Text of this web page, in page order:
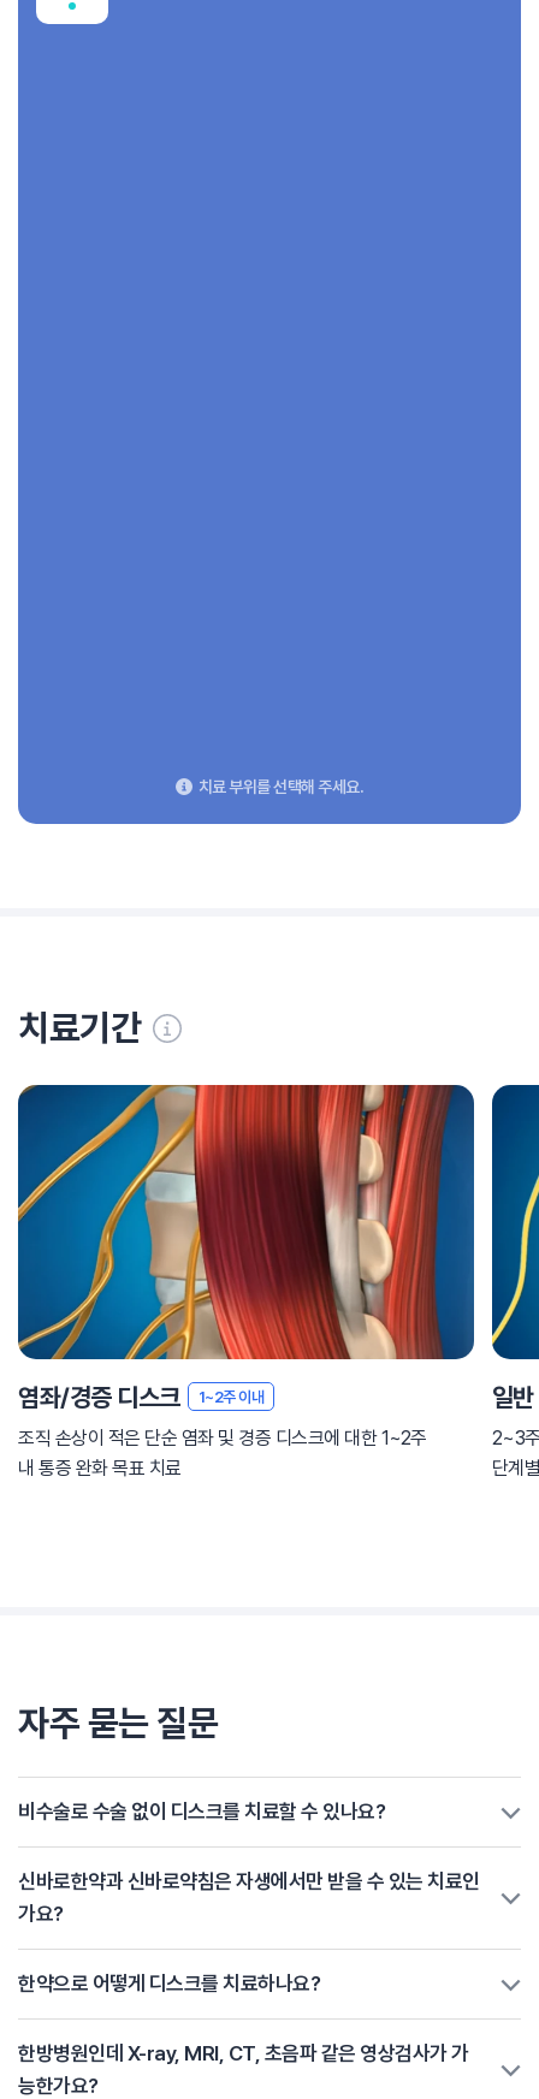
치료 부위를 선택해 주세요.
치료기간
염좌/경증 디스크 1~2주 이내
조직 손상이 적은 단순 염좌 및 경증 디스크에 대한 1~2주
내 통증 완화 목표 치료
일
2~3
단계
자주 묻는 질문
비수술로 수술 없이 디스크를 치료할 수 있나요?
신바로한약과 신바로약침은 자생에서만 받을 수 있는 치료인
가요?
한약으로 어떻게 디스크를 치료하나요?
한방병원인데 X-ray, MRI, CT, 초음파 같은 영상검사가 가
능한가요?